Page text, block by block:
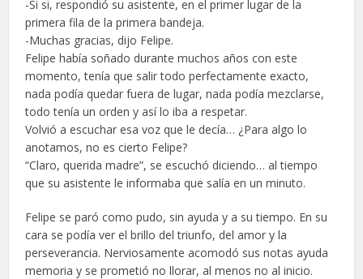
-Si si, respondió su asistente, en el primer lugar de la
primera fila de la primera bandeja.
-Muchas gracias, dijo Felipe.
Felipe había soñado durante muchos años con este
momento, tenía que salir todo perfectamente exacto,
nada podía quedar fuera de lugar, nada podía mezclarse,
todo tenía un orden y así lo iba a respetar.
Volvió a escuchar esa voz que le decía… ¿Para algo lo
anotamos, no es cierto Felipe?
“Claro, querida madre”, se escuchó diciendo… al tiempo
que su asistente le informaba que salía en un minuto.
Felipe se paró como pudo, sin ayuda y a su tiempo. En su
cara se podía ver el brillo del triunfo, del amor y la
perseverancia. Nerviosamente acomodó sus notas ayuda
memoria y se prometió no llorar, al menos no al inicio.